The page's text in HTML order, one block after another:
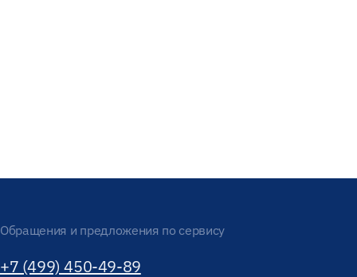
Обращения и предложения по сервису
+7 (499) 450-49-89